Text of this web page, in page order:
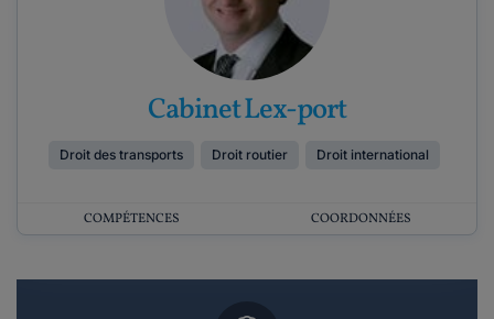
Cabinet Lex-port
Droit des transports Droit routier Droit international
COMPÉTENCES COORDONNÉES